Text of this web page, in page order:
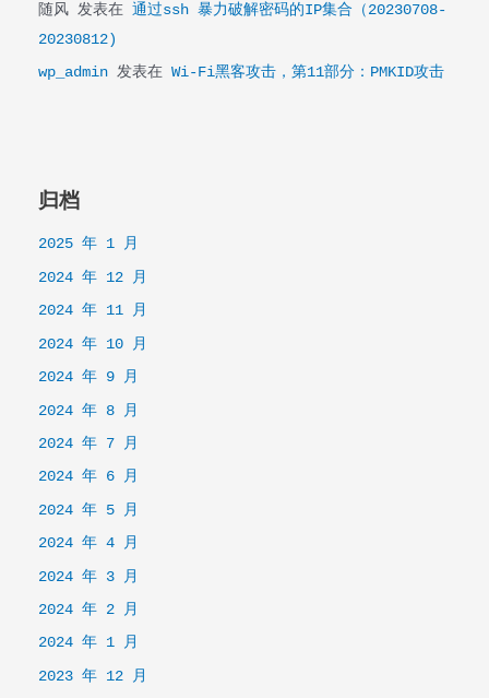
随风发表在 通过ssh 暴力破解密码的IP集合（20230708-
20230812)
wp_admin发表在 Wi-Fi黑客攻击，第11部分：PMKID攻击
归档
2025 年 1 月
2024 年 12 月
2024 年 11 月
2024 年 10 月
2024 年 9 月
2024 年 8 月
2024 年 7 月
2024 年 6 月
2024 年 5 月
2024 年 4 月
2024 年 3 月
2024 年 2 月
2024 年 1 月
2023 年 12 月